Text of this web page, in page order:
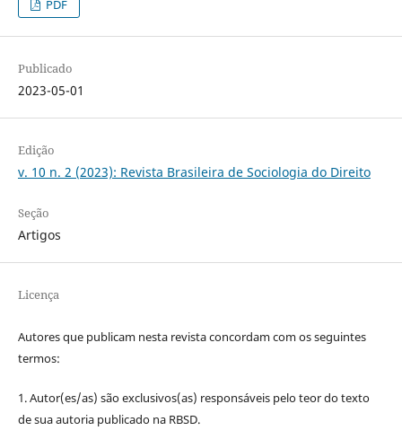
PDF
Publicado
2023-05-01
Edição
v. 10 n. 2 (2023): Revista Brasileira de Sociologia do Direito
Seção
Artigos
Licença
Autores que publicam nesta revista concordam com os seguintes
termos:
1. Autor(es/as) são exclusivos(as) responsáveis pelo teor do texto
de sua autoria publicado na RBSD.